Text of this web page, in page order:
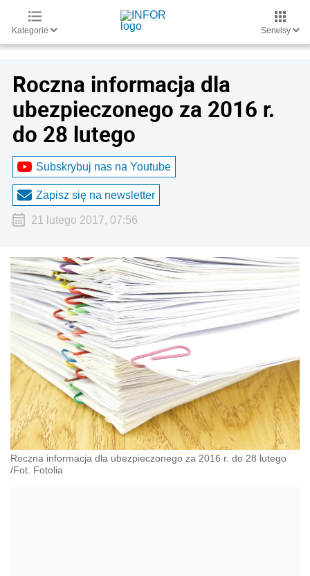
Kategorie Serwisy
Roczna informacja dla
ubezpieczonego za 2016 r.
do 28 lutego
Subskrybuj nas na Youtube
Zapisz się na newsletter
21 lutego 2017, 07:56
Roczna informacja dla ubezpieczonego za 2016 r. do 28 lutego
/Fot. Fotolia